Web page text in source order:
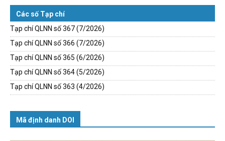
Các số Tạp chí
Tạp chí QLNN số 367 (7/2026)
Tạp chí QLNN số 366 (7/2026)
Tạp chí QLNN số 365 (6/2026)
Tạp chí QLNN số 364 (5/2026)
Tạp chí QLNN số 363 (4/2026)
Mã định danh DOI